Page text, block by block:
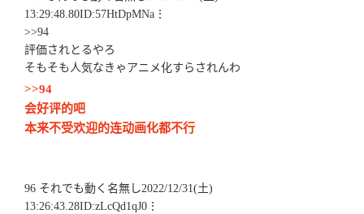
13:29:48.80ID:57HtDpMNa⋮
>>94
評価されとるやろ
そもそも人気なきゃアニメ化すらされんわ
>>94
会好评的吧
本来不受欢迎的连动画化都不行
96 それでも動く名無し2022/12/31(土)
13:26:43.28ID:zLcQd1qJ0⋮